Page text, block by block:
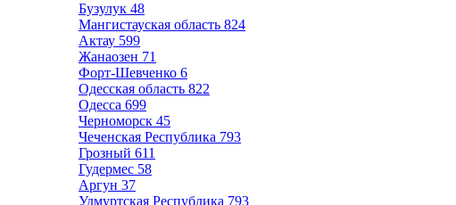
Бузулук 48
Мангистауская область 824
Актау 599
Жанаозен 71
Форт-Шевченко 6
Одесская область 822
Одесса 699
Черноморск 45
Чеченская Республика 793
Грозный 611
Гудермес 58
Аргун 37
Удмуртская Республика 793